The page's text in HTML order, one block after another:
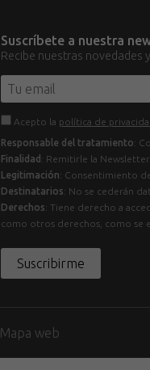
Suscríbete a nuestra
Recibe nuestras novedades
Acepto la política de
Responsable del tratamiento:
Finalidad : Remitirle la Newsletter.
Legitimación: Consentimiento
Destinatarios: No se cederán
Derechos: Tiene derecho a
como otros derechos, como se
Suscribirme
Mapa web